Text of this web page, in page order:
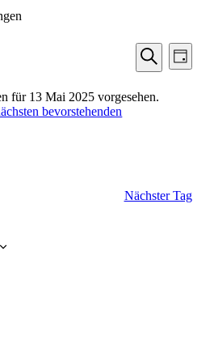
Suche
und
Suche
Tag
für 13 Mai 2025 vorgesehen.
bevorstehenden
Nächster Tag